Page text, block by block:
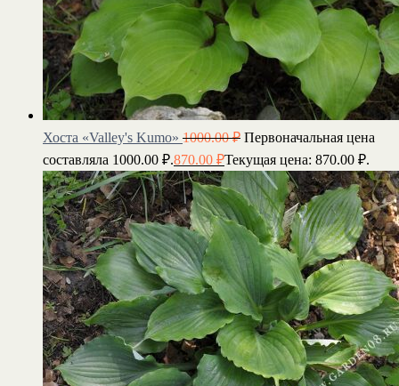
Хоста «Valley's Kumo» 1000.00₽ Первоначальная цена
составляла 1000.00 ₽.870.00 ₽Текущая цена: 870.00 ₽.